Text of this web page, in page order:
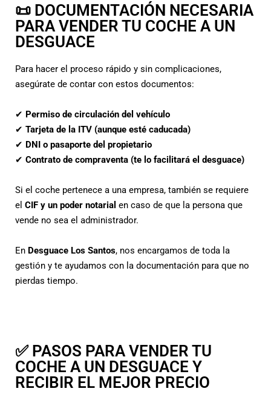
📜 DOCUMENTACIÓN NECESARIA
PARA VENDER TU COCHE A UN
DESGUACE
Para hacer el proceso rápido y sin complicaciones,
asegúrate de contar con estos documentos:
✔ Permiso de circulación del vehículo
✔ Tarjeta de la ITV (aunque esté caducada)
✔ DNI o pasaporte del propietario
✔ Contrato de compraventa (te lo facilitará el desguace)
Si el coche pertenece a una empresa, también se requiere
el CIF y un poder notarial en caso de que la persona que
vende no sea el administrador.
En Desguace Los Santos, nos encargamos de toda la
gestión y te ayudamos con la documentación para que no
pierdas tiempo.
✅ PASOS PARA VENDER TU
COCHE A UN DESGUACE Y
RECIBIR EL MEJOR PRECIO